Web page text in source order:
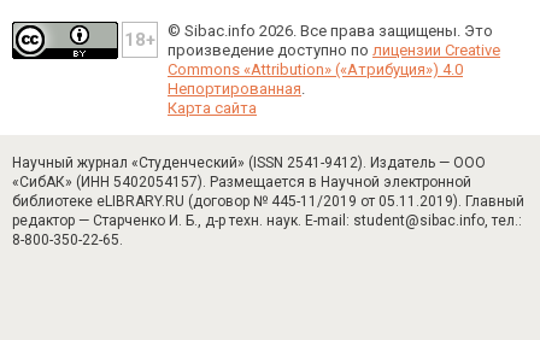
© Sibac.info 2026. Все права защищены. Это
произведение доступно по лицензии Creative
Commons «Attribution» («Атрибуция») 4.0
Непортированная.
Карта сайта
Научный журнал «Студенческий» (ISSN 2541-9412). Издатель — ООО
«СибАК» (ИНН 5402054157). Размещается в Научной электронной
библиотеке eLIBRARY.RU (договор № 445-11/2019 от 05.11.2019). Главный
редактор — Старченко И. Б., д-р техн. наук. E-mail: student@sibac.info, тел.:
8-800-350-22-65.